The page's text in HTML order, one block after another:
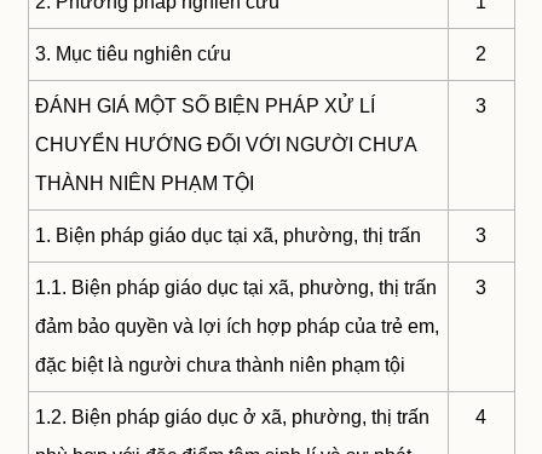
3. Mục tiêu nghiên cứu 2
ĐÁNH GIÁ MỘT SỐ BIỆN PHÁP XỬ LÍ
CHUYỂN HƯỚNG ĐỐI VỚI NGƯỜI CHƯA
THÀNH NIÊN PHẠM TỘI
3
1. Biện pháp giáo dục tại xã, phường, thị trấn 3
1.1. Biện pháp giáo dục tại xã, phường, thị trấn
đảm bảo quyền và lợi ích hợp pháp của trẻ em,
đặc biệt là người chưa thành niên phạm tội
3
1.2. Biện pháp giáo dục ở xã, phường, thị trấn
4